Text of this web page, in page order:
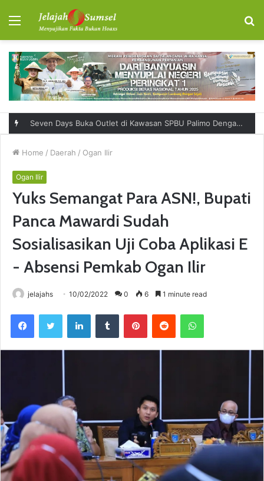
Menu
Seven Days Buka Outlet di Kawasan SPBU Palimo Dengan Konsep One Stop Hangout Destination
Home / Daerah / Ogan Ilir
Ogan Ilir
Yuks Semangat Para ASN!, Bupati
Panca Mawardi Sudah
Sosialisasikan Uji Coba Aplikasi E
- Absensi Pemkab Ogan Ilir
jelajahs 10/02/2022 0 6 1 minute read